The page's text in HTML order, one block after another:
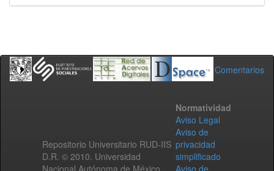
Comentarios
Repositorio Universitario RUD-IIS
D.R. © 2010. Universidad
Nacional Autónoma de México.
Normatividad
Aviso Legal
Aviso de
privacidad
simplificado
Aviso de